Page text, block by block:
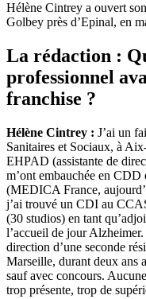
Hélène Cintrey a ouvert
Golbey près d’Epinal, en
La rédaction :
professionnel
franchise ?
Hélène Cintrey : J’ai un
Sanitaires et Sociaux, à
EHPAD (assistante de
m’ont embauchée en CDD
(MEDICA France,
j’ai trouvé un CDI au
(30 studios) en tant
l’accueil de jour
direction d’une seconde
Marseille, durant deux ans
sauf avec concours.
trop présente, trop de